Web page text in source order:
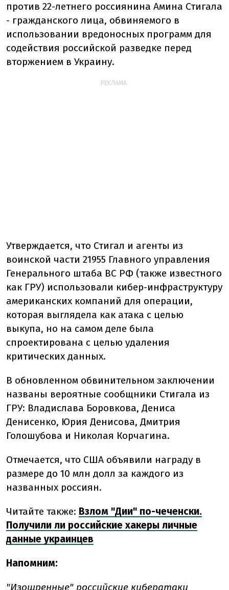
против 22-летнего россиянина Амина Стигала
- гражданского лица, обвиняемого в
использовании вредоносных программ для
содействия российской разведке перед
вторжением в Украину.
РЕКЛАМА:
Утверждается, что Стигал и агенты из
воинской части 21955 Главного управления
Генерального штаба ВС РФ (также известного
как ГРУ) использовали кибер-инфраструктуру
американских компаний для операции,
которая выглядела как атака с целью
выкупа, но на самом деле была
спроектирована с целью удаления
критических данных.
В обновленном обвинительном заключении
названы вероятные сообщники Стигала из
ГРУ: Владислава Боровкова, Дениса
Денисенко, Юрия Денисова, Дмитрия
Голошубова и Николая Корчагина.
Отмечается, что США объявили награду в
размере до 10 млн долл за каждого из
названных россиян.
Читайте также: Взлом "Дии" по-чеченски.
Получили ли российские хакеры личные
данные украинцев
Напомним:
"Изощренные" российские кибератаки